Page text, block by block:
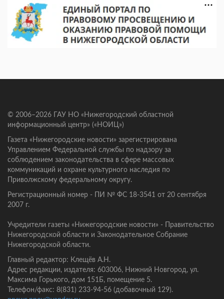
© 2006–2026 ГАУ НО «Нижегородский областной
информационный центр» («НОИЦ»)
Газета «Нижегородские новости» зарегистрирована
Управлением Федеральной службы по надзору за
соблюдением законодательства в сфере массовых
коммуникаций и охране культурного наследия по
Приволжскому федеральному округу.
Регистрационный номер - ПИ № ФС 18-3541 от 20 сентября
2007 г.
Учредители газеты «Нижегородские новости» - Правительство
Нижегородской области и Законодательное Собрание
Нижегородской области.
Главный редактор: Клещёв А.Н.
Адрес редакции, издателя: 603006, Нижний Новгород, ул.
Максима Горького, дом 151Б, помещение 5.
Телефон/факс: 8(831) 233-94-56 (добавочный 129).